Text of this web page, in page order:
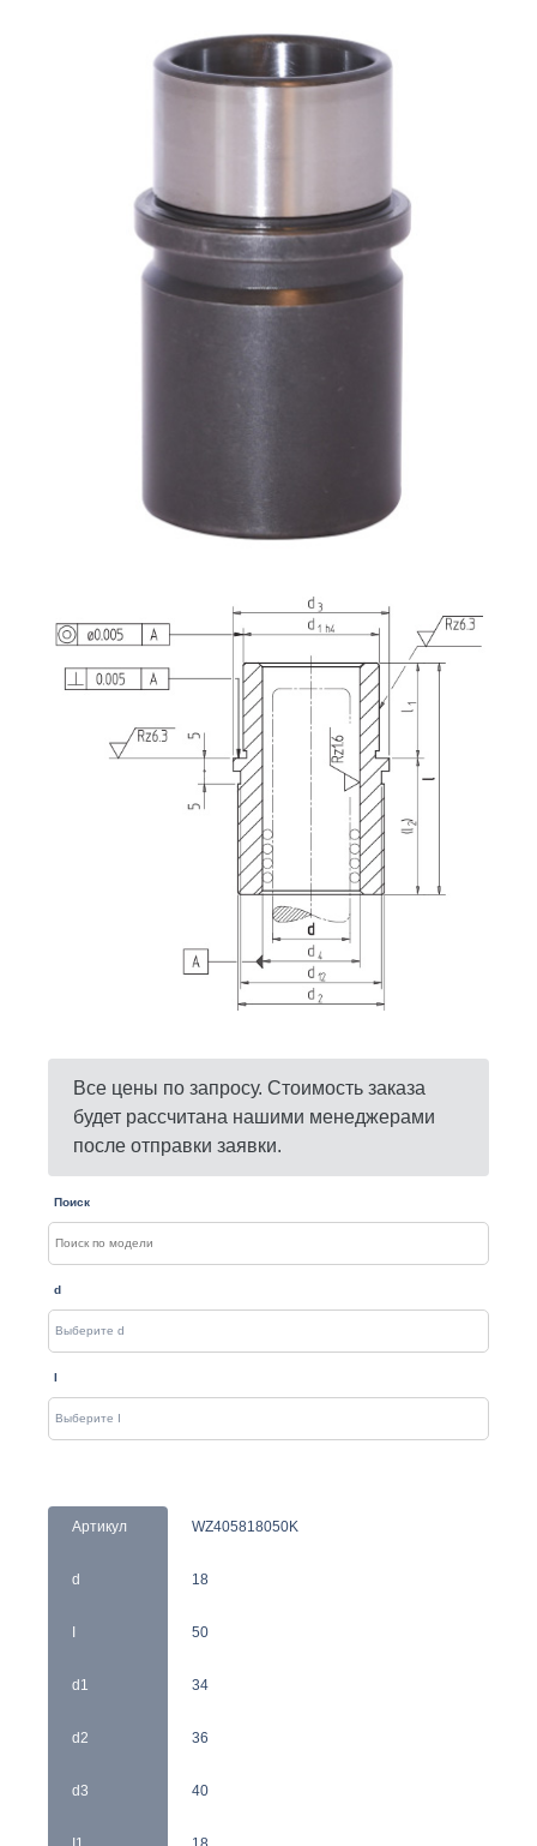
Все цены по запросу. Стоимость заказа
будет рассчитана нашими менеджерами
после отправки заявки.
Поиск
d
I
Артикул
d
d1
d2
d3
WZ405818050K
18
50
34
36
40